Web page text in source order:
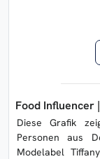
Food Influencer
Diese Grafik
Personen aus
Modelabel